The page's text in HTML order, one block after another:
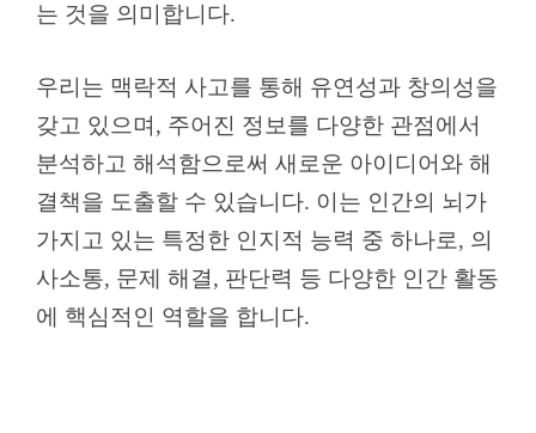
는 것을 의미합니다.
우리는 맥락적 사고를 통해 유연성과 창의성을
갖고 있으며, 주어진 정보를 다양한 관점에서
분석하고 해석함으로써 새로운 아이디어와 해
결책을 도출할 수 있습니다. 이는 인간의 뇌가
가지고 있는 특정한 인지적 능력 중 하나로, 의
사소통, 문제 해결, 판단력 등 다양한 인간 활동
에 핵심적인 역할을 합니다.